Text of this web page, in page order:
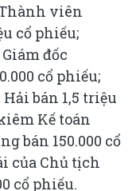
viên
cổ phiếu;
đốc
cổ phiếu;
bán 1,5 triệu
Kế toán
bán 150.000 cổ
của Chủ tịch
cổ phiếu.